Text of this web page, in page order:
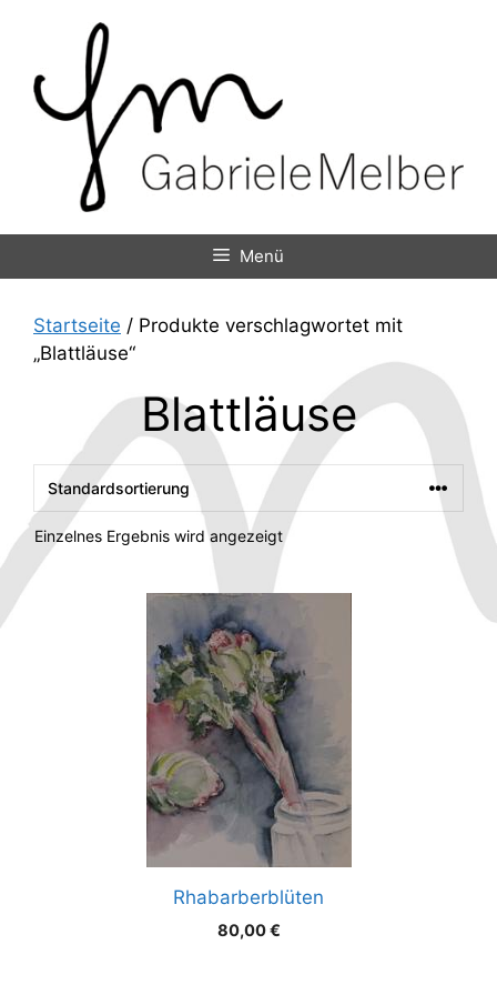
Menü
Startseite / Produkte verschlagwortet mit
„Blattläuse“
Blattläuse
Einzelnes Ergebnis wird angezeigt
Rhabarberblüten
80,00€